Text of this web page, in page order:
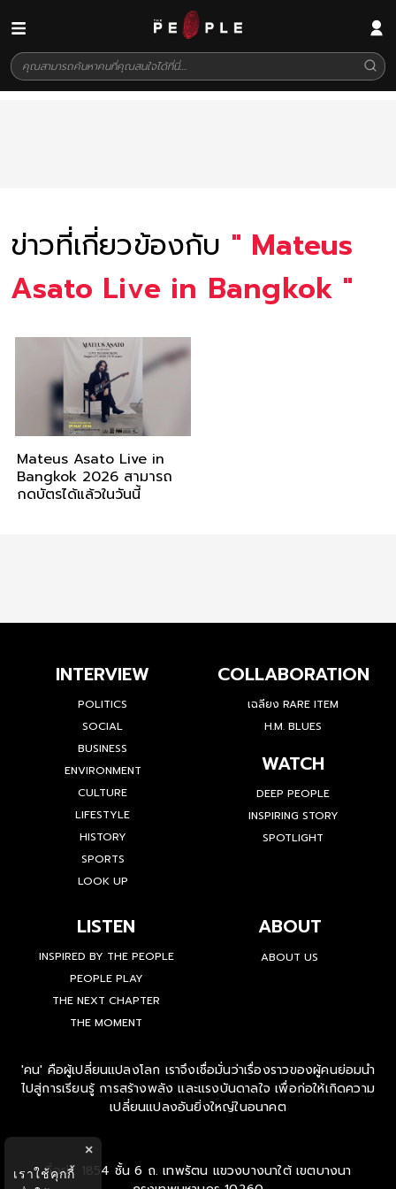
ข่าวที่เกี่ยวข้องกับ " Mateus
Asato Live in Bangkok "
Mateus Asato Live in
Bangkok 2026 สามารถ
กดบัตรได้แล้วในวันนี้
INTERVIEW
POLITICS
SOCIAL
BUSINESS
ENVIRONMENT
CULTURE
LIFESTYLE
HISTORY
SPORTS
LOOK UP
COLLABORATION
เฉลียง RARE ITEM
H.M. BLUES
WATCH
DEEP PEOPLE
INSPIRING STORY
SPOTLIGHT
LISTEN
INSPIRED BY THE PEOPLE
PEOPLE PLAY
THE NEXT CHAPTER
THE MOMENT
ABOUT
ABOUT US
'คน' คือผู้เปลี่ยนแปลงโลก เราจึงเชื่อมั่นว่าเรื่องราวของผู้คนย่อมนำ
ไปสู่การเรียนรู้ การสร้างพลัง และแรงบันดาลใจ เพื่อก่อให้เกิดความ
เปลี่ยนแปลงอันยิ่งใหญ่ในอนาคต
ที่อยู่ : 1854 ชั้น 6 ถ. เทพรัตน แขวงบางนาใต้ เขตบางนา
×
เราใช้คุกกี้